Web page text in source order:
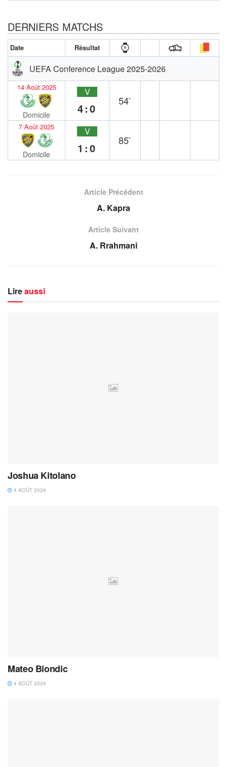
DERNIERS MATCHS
Date Résultat
UEFA Conference League 2025-2026
14 Août 2025
Domicile
V
4:0
54`
7 Août 2025
Domicile
V
1:0
85`
Article Précédent
A. Kapra
Article Suivant
A. Rrahmani
Lireaussi
Joshua Kitolano
4 AOÛT 2026
Mateo Biondic
4 AOÛT 2026